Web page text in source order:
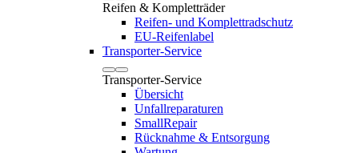
Reifen & Kompletträder
Reifen- und Komplettradschutz
EU-Reifenlabel
Transporter-Service
Transporter-Service
Übersicht
Unfallreparaturen
SmallRepair
Rücknahme & Entsorgung